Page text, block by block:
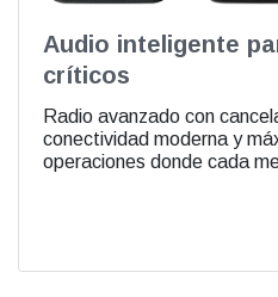
Audio inteligente
críticos
Radio avanzado con
conectividad moderna y
operaciones donde cada